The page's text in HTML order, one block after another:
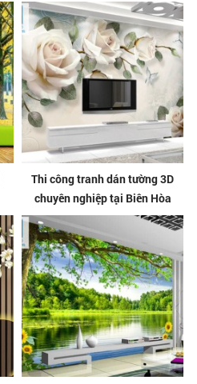
Thi công tranh dán tường 3D
chuyên nghiệp tại Biên Hòa